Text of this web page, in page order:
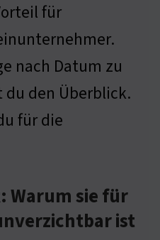
für
nach Datum zu
den Überblick.
für die
Warum sie für
ist